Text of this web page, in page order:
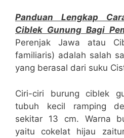
Panduan Lengkap
Ciblek Gunung Bagi
Perenjak Jawa atau
familiaris) adalah salah
yang berasal dari suku
Ciri-ciri burung ciblek
tubuh kecil ramping
sekitar 13 cm. Warna
yaitu cokelat hijau